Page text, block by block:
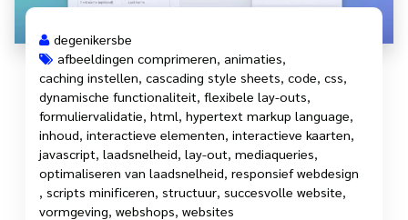
degenikersbe
afbeeldingen comprimeren animaties
caching instellen cascading style sheets code css
dynamische functionaliteit flexibele lay-outs
formuliervalidatie html hypertext markup language
inhoud interactieve elementen interactieve kaarten
javascript laadsnelheid lay-out mediaqueries
optimaliseren van laadsnelheid responsief webdesign
scripts minificeren structuur succesvolle website
vormgeving webshops websites